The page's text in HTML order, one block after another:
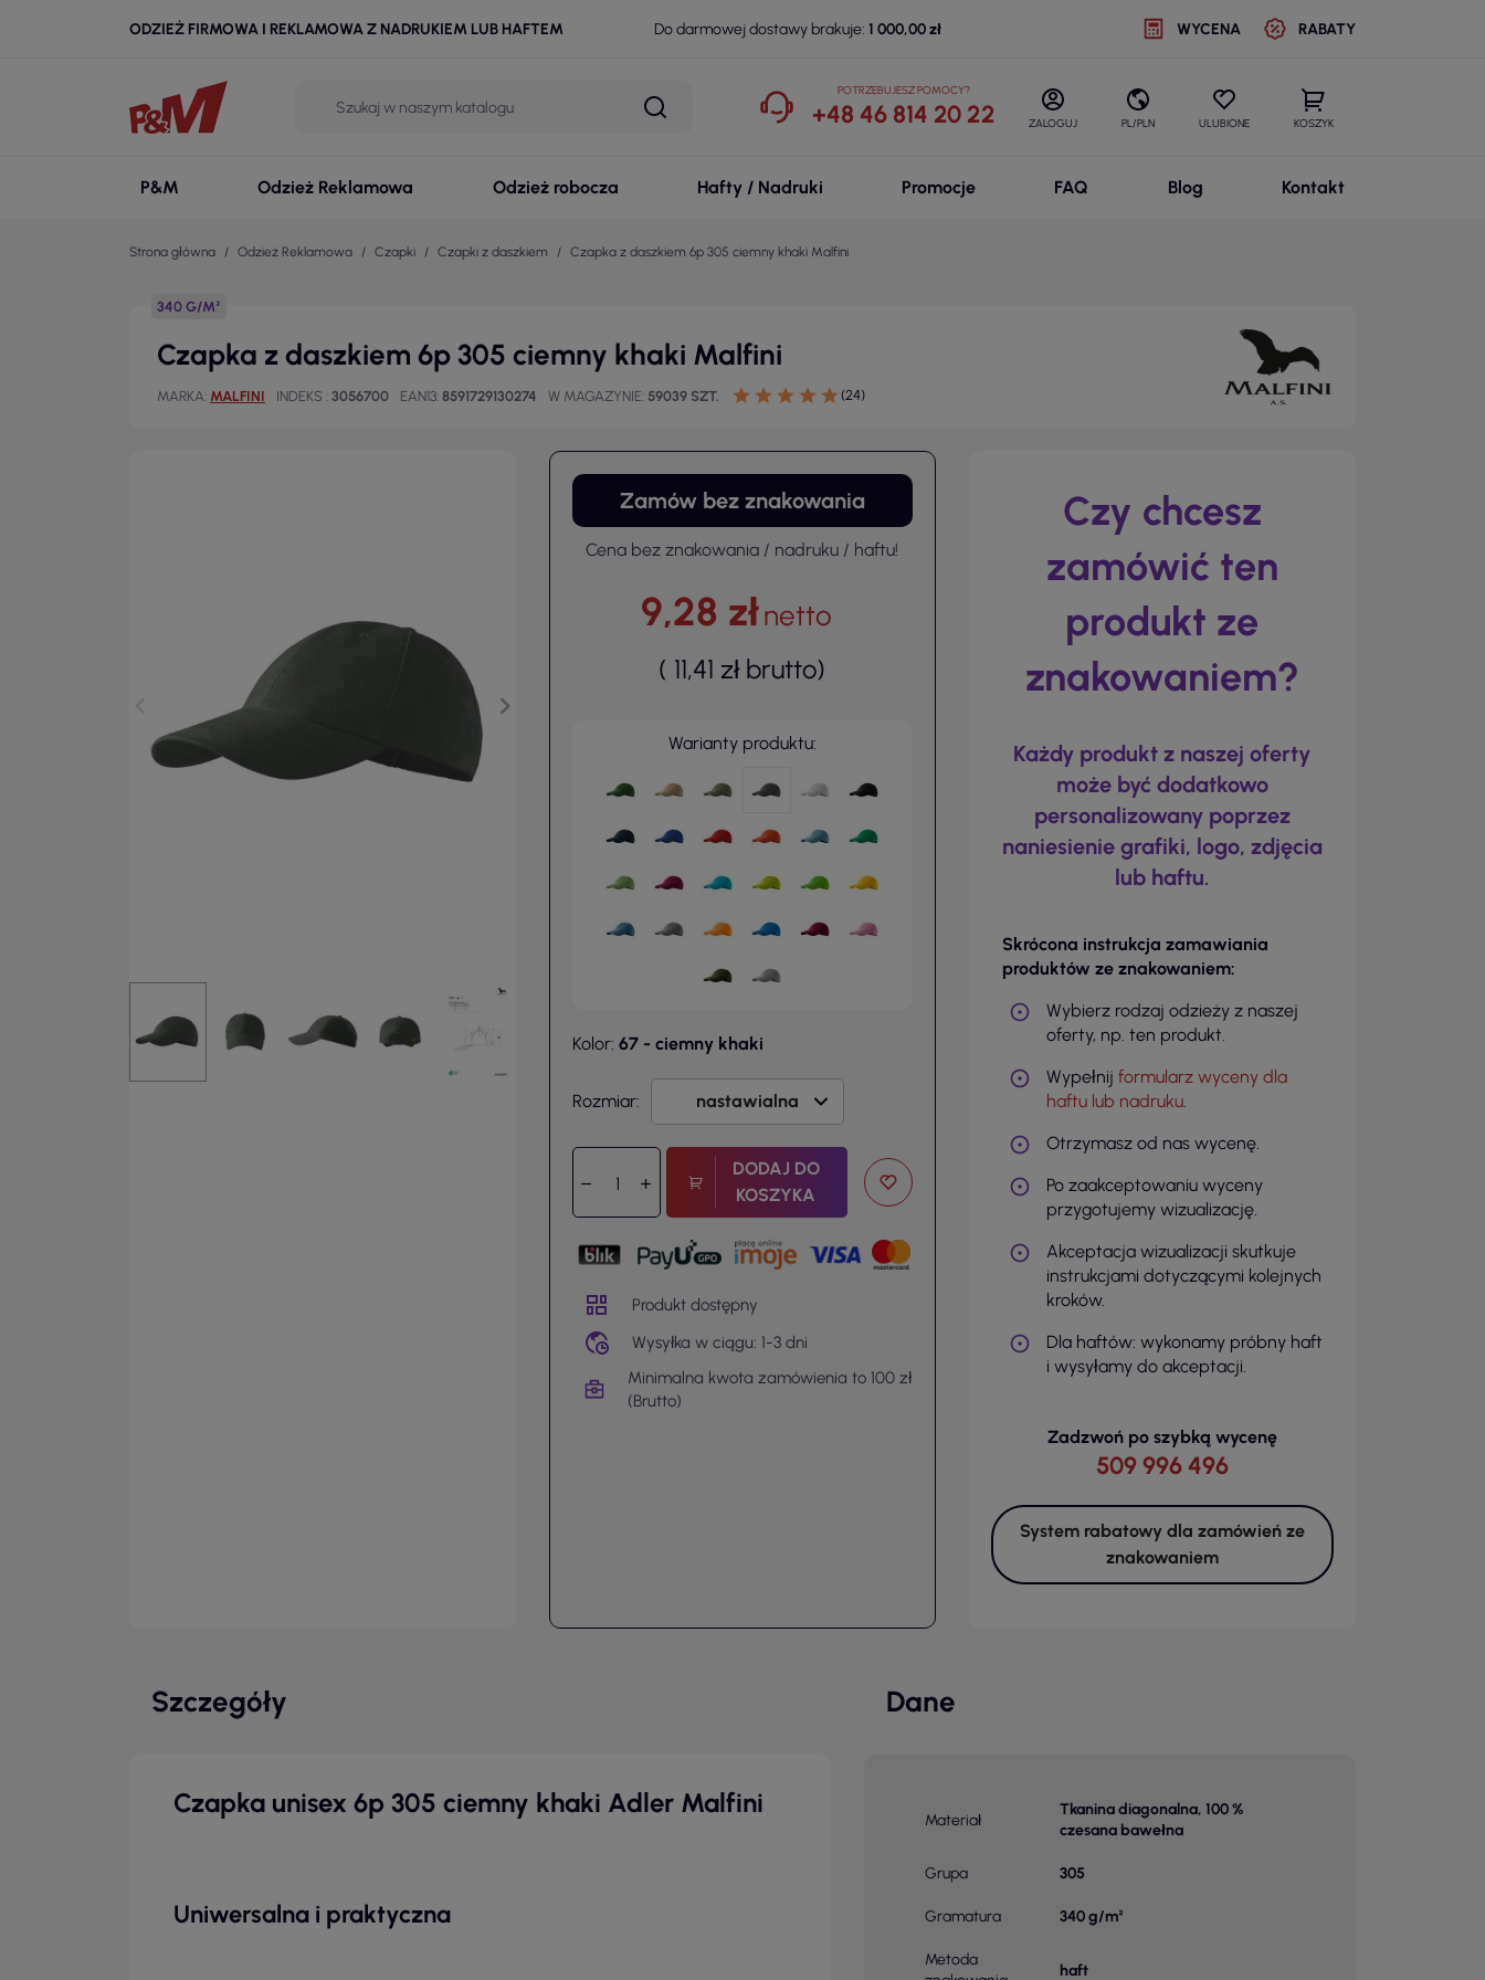
ODZIEŻ FIRMOWA I REKLAMOWA Z NADRUKIEM LUB HAFTEM Do darmowej dostawy brakuje: 1 000,00 zł WYCENA RABATY
POTRZEBUJESZ POMOCY?
+48 46 814 20 22 ZALOGUJ PL/PLN ULUBIONE KOSZYK
P&M Odzież Reklamowa Odzież robocza Hafty / Nadruki Promocje FAQ Blog Kontakt
Strona główna Odzież Reklamowa Czapki Czapki z daszkiem Czapka z daszkiem 6p 305 ciemny khaki Malfini
340 G/M²
Czapka z daszkiem 6p 305 ciemny khaki Malfini
MARKA MALFINI INDEKS 3056700 EAN13 8591729130274 W MAGAZYNIE 59039 SZT. (24)
Zamów bez znakowania
Cena bez znakowania / nadruku / haftu!
9,28 złnetto
( 11,41 zł brutto)
Warianty produktu:
Kolor: 67 - ciemny khaki
Rozmiar:
DODAJ DO
KOSZYKA
Produkt dostępny
Wysyłka w ciągu: 1-3 dni
Minimalna kwota zamówienia to 100 zł
(Brutto)
Czy chcesz
zamówić ten
produkt ze
znakowaniem?
Każdy produkt z naszej oferty
może być dodatkowo
personalizowany poprzez
naniesienie grafiki, logo, zdjęcia
lub haftu.
Skrócona instrukcja zamawiania
produktów ze znakowaniem:
Wybierz rodzaj odzieży z naszej
oferty, np. ten produkt.
Wypełnij formularz wyceny dla
haftu lub nadruku.
Otrzymasz od nas wycenę.
Po zaakceptowaniu wyceny
przygotujemy wizualizację.
Akceptacja wizualizacji skutkuje
instrukcjami dotyczącymi kolejnych
kroków.
Dla haftów: wykonamy próbny haft
i wysyłamy do akceptacji.
Zadzwoń po szybką wycenę
509 996 496
System rabatowy dla zamówień ze
znakowaniem
Szczegóły
Czapka unisex 6p 305 ciemny khaki Adler Malfini
Uniwersalna i praktyczna
Dane
Materiał
Tkanina diagonalna, 100 %
czesana bawełna
Grupa 305
Gramatura 340 g/m²
Metoda
haft